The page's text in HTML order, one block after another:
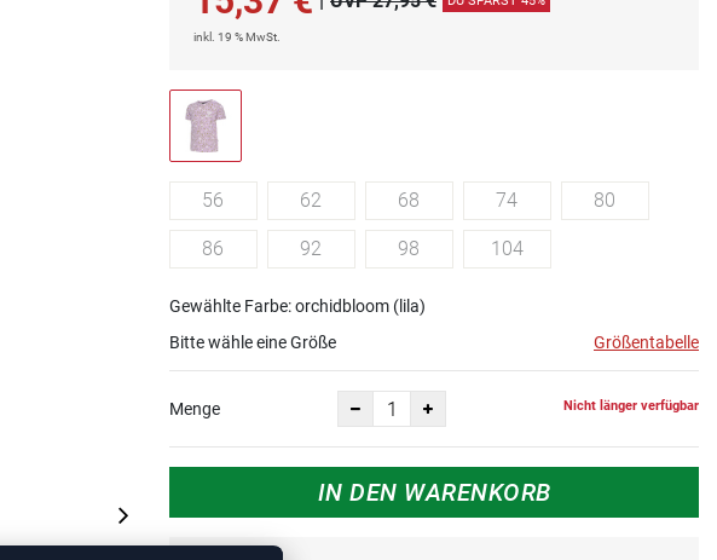
inkl. 19 % MwSt.
56 62 68 74 80
86 92 98 104
Gewählte Farbe: orchidbloom (lila)
Bitte wähle eine Größe
Größentabelle
Menge Nicht länger verfügbar
IN DEN WARENKORB